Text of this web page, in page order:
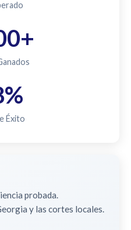
Éxito
probada.
y las cortes locales.